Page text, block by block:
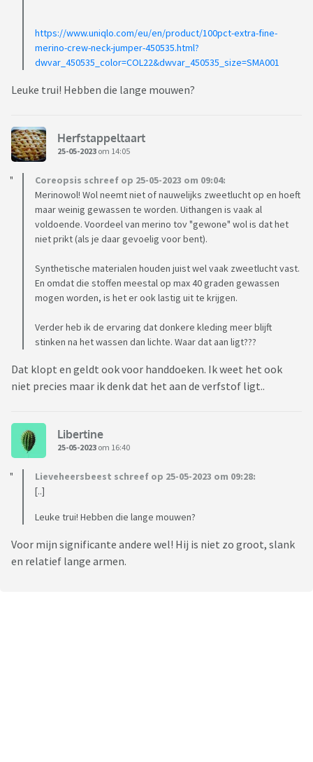
Qua zweet: hij wast zich elke dag gewoon onder de douche
met douchegel en gebruikt dezelfde natuurlijke deo als ik
odorex depper.
Ik ben dus op zoek naar tips. Welke truien (liefst niet te duur,
mijn man is gierig als het op kleding aankomt) gaan niet zo
snel stinken? Of moet ik zijn truien toch anders behandelen
in de was?
https://www.zalando.nl/marks-and-spencer-trui-light-grey-
qm422q00x-c11.htmlDit is trouwens het model trui dat hij
wil, mits het dus niet stinkt. En zeker niet voor meer dan 30E.
bij de mouwen, blijkbaar heb ik een vent met apenarmen
uitgekozen
https://www.uniqlo.com/eu/en/product/100pct-extra-fine-
merino-crew-neck-jumper-450535.html?
dwvar_450535_color=COL22&dwvar_450535_size=SMA001
Leuke trui! Hebben die lange mouwen?
Herfstappeltaart
25-05-2023 om 14:05
Coreopsis schreef op 25-05-2023 om 09:04:
Merinowol! Wol neemt niet of nauwelijks zweetlucht op en hoeft
maar weinig gewassen te worden. Uithangen is vaak al
voldoende. Voordeel van merino tov "gewone" wol is dat het
niet prikt (als je daar gevoelig voor bent).
Synthetische materialen houden juist wel vaak zweetlucht vast.
En omdat die stoffen meestal op max 40 graden gewassen
mogen worden, is het er ook lastig uit te krijgen.
Verder heb ik de ervaring dat donkere kleding meer blijft
stinken na het wassen dan lichte. Waar dat aan ligt???
Dat klopt en geldt ook voor handdoeken. Ik weet het ook
niet precies maar ik denk dat het aan de verfstof ligt..
Libertine
25-05-2023 om 16:40
Lieveheersbeest schreef op 25-05-2023 om 09:28:
[..]
Leuke trui! Hebben die lange mouwen?
Voor mijn significante andere wel! Hij is niet zo groot, slank
en relatief lange armen.